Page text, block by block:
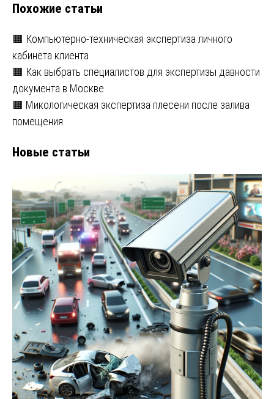
Похожие статьи
🟧 Компьютерно-техническая экспертиза личного
кабинета клиента
🟧 Как выбрать специалистов для экспертизы давности
документа в Москве
🟧 Микологическая экспертиза плесени после залива
помещения
Новые статьи